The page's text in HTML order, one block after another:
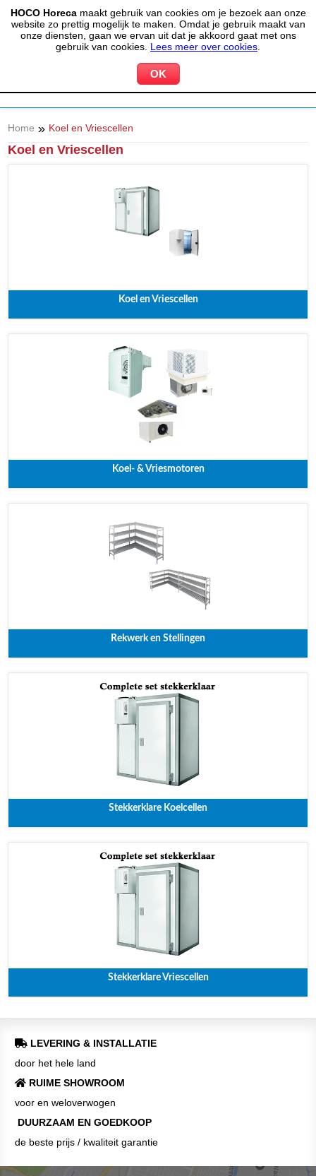
HOCO Horecamaakt gebruik van cookies om je bezoek aan onze
website zo prettig mogelijk te maken. Omdat je gebruik maakt van
onze diensten, gaan we ervan uit dat je akkoord gaat met ons
gebruik van cookies. Lees meer over cookies
(020) 497 6325 info@hocohoreca.nl
MIJN ACCOUNT 0 WINKELWAGEN
Home » Koel en Vriescellen
Koel en Vriescellen
Koel en Vriescellen
Koel- & Vriesmotoren
Rekwerk en Stellingen
Stekkerklare Koelcellen
Stekkerklare Vriescellen
LEVERING & INSTALLATIE
door het hele land
RUIME SHOWROOM
voor en weloverwogen
DUURZAAM EN GOEDKOOP
de beste prijs / kwaliteit garantie